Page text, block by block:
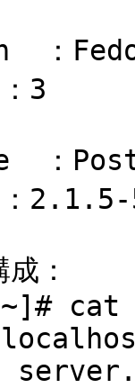
3
：
：
~]#